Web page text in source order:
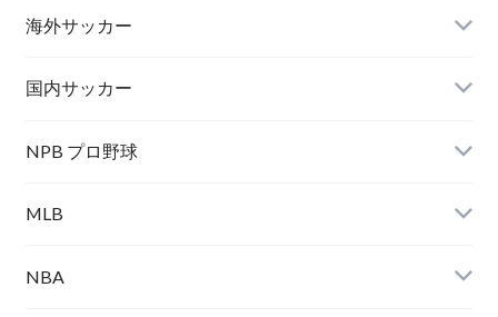
海外サッカー
国内サッカー
NPB プロ野球
MLB
NBA